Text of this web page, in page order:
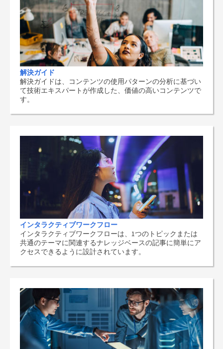
解決ガイド
解決ガイドは、コンテンツの使用パターンの分析に基づい
て技術エキスパートが作成した、価値の高いコンテンツで
す。
インタラクティブワークフロー
インタラクティブワークフローは、1つのトピックまたは
共通のテーマに関連するナレッジベースの記事に簡単にア
クセスできるように設計されています。